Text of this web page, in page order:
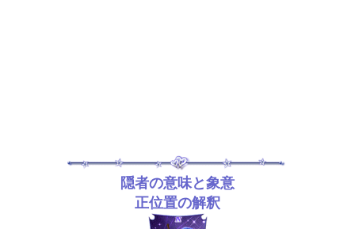
隠者の意味と象意
正位置の解釈